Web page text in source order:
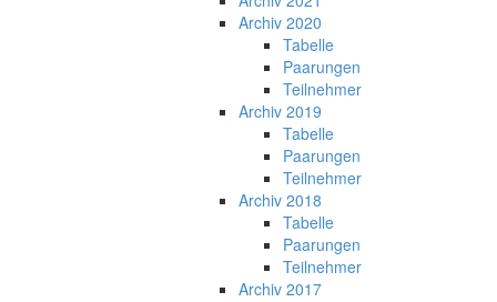
Archiv 2020
Tabelle
Paarungen
Teilnehmer
Archiv 2019
Tabelle
Paarungen
Teilnehmer
Archiv 2018
Tabelle
Paarungen
Teilnehmer
Archiv 2017